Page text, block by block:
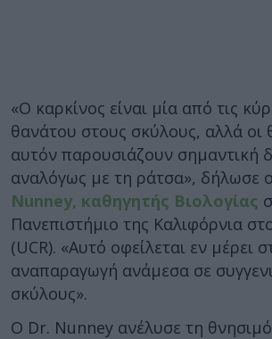
«Ο καρκίνος είναι μία από τις
θανάτου στους σκύλους, αλλά οι
αυτόν παρουσιάζουν σημαντική
αναλόγως με τη ράτσα», δήλωσε ο
Nunney, καθηγητής Βιολογίας
Πανεπιστήμιο της Καλιφόρνια
(UCR). «Αυτό οφείλεται εν μέρει
αναπαραγωγή ανάμεσα σε
σκύλους».
Ο Dr. Nunney ανέλυσε τη